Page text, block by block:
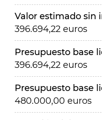
Valor estimado sin
396.694,22 euros
Presupuesto base
396.694,22 euros
Presupuesto base
480.000,00 euros